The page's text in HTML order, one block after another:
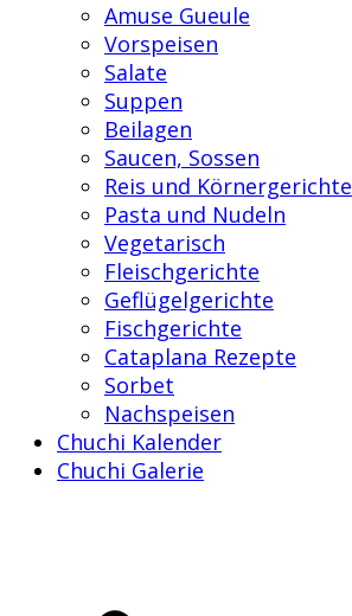
Amuse Gueule
Vorspeisen
Salate
Suppen
Beilagen
Saucen, Sossen
Reis und Körnergerichte
Pasta und Nudeln
Vegetarisch
Fleischgerichte
Geflügelgerichte
Fischgerichte
Cataplana Rezepte
Sorbet
Nachspeisen
Chuchi Kalender
Chuchi Galerie